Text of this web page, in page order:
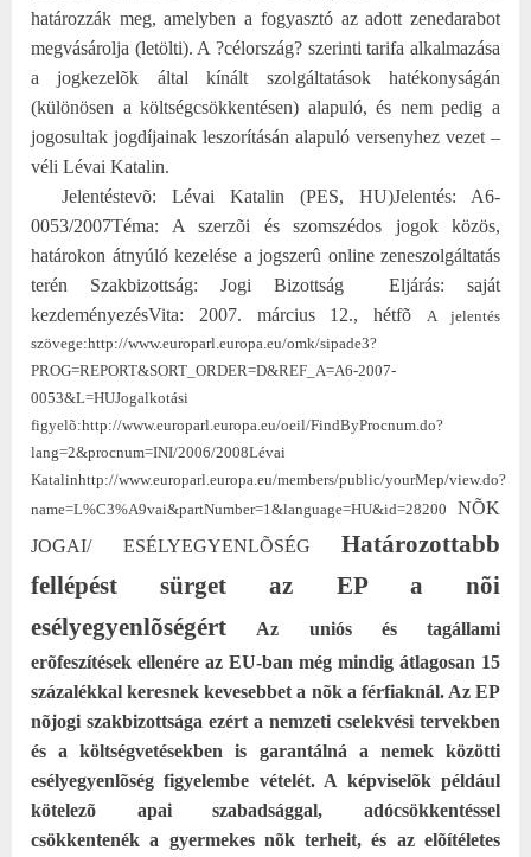
határozzák meg, amelyben a fogyasztó az adott zenedarabot
megvásárolja (letölti). A ?célország? szerinti tarifa alkalmazása
a jogkezelõk által kínált szolgáltatások hatékonyságán
(különösen a költségcsökkentésen) alapuló, és nem pedig a
jogosultak jogdíjainak leszorításán alapuló versenyhez vezet –
véli Lévai Katalin.
Jelentéstevõ: Lévai Katalin (PES, HU)Jelentés: A6-
0053/2007Téma: A szerzõi és szomszédos jogok közös,
határokon átnyúló kezelése a jogszerû online zeneszolgáltatás
terén Szakbizottság: Jogi Bizottság
Eljárás: saját
kezdeményezésVita: 2007. március 12., hétfõ
A jelentés
szövege:http://www.europarl.europa.eu/omk/sipade3?
PROG=REPORT&SORT_ORDER=D&REF_A=A6-2007-
0053&L=HUJogalkotási
figyelõ:http://www.europarl.europa.eu/oeil/FindByProcnum.do?
lang=2&procnum=INI/2006/2008Lévai
Katalinhttp://www.europarl.europa.eu/members/public/yourMep/view.do?
name=L%C3%A9vai&partNumber=1&language=HU&id=28200
NÕK
JOGAI/ ESÉLYEGYENLÕSÉG
Határozottabb
fellépést sürget az EP a nõi
esélyegyenlõségért
Az uniós és tagállami
erõfeszítések ellenére az EU-ban még mindig átlagosan 15
százalékkal keresnek kevesebbet a nõk a férfiaknál. Az EP
nõjogi szakbizottsága ezért a nemzeti cselekvési tervekben
és a költségvetésekben is garantálná a nemek közötti
esélyegyenlõség figyelembe vételét. A képviselõk például
kötelezõ apai szabadsággal, adócsökkentéssel
csökkentenék a gyermekes nõk terheit, és az elõítéletes